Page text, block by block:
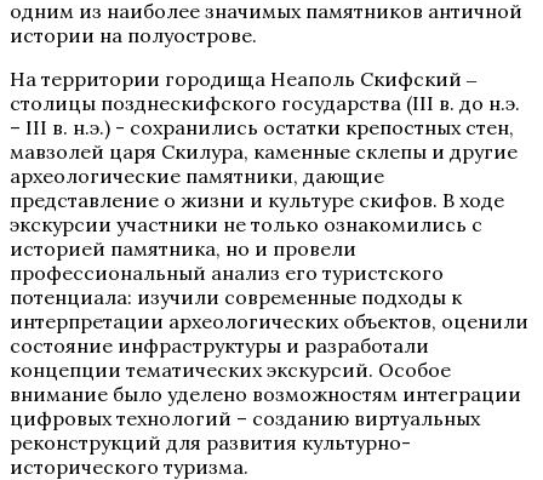
одним из наиболее значимых памятников античной
истории на полуострове.
На территории городища Неаполь Скифский ‒
столицы позднескифского государства (III в. до н.э.
– III в. н.э.) - сохранились остатки крепостных стен,
мавзолей царя Скилура, каменные склепы и другие
археологические памятники, дающие
представление о жизни и культуре скифов. В ходе
экскурсии участники не только ознакомились с
историей памятника, но и провели
профессиональный анализ его туристского
потенциала: изучили современные подходы к
интерпретации археологических объектов, оценили
состояние инфраструктуры и разработали
концепции тематических экскурсий. Особое
внимание было уделено возможностям интеграции
цифровых технологий – созданию виртуальных
реконструкций для развития культурно-
исторического туризма.